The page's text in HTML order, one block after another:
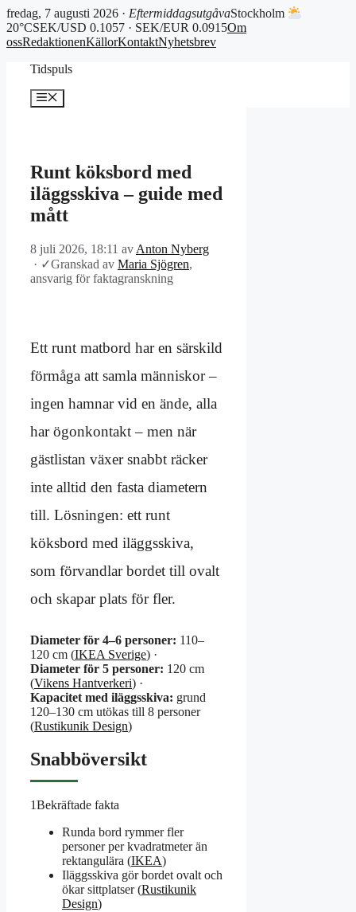
fredag, 7 augusti 2026 · EftermiddagsutgåvaStockholm
20°CSEK/USD 0.1057 · SEK/EUR 0.0915Om
ossRedaktionenKällorKontaktNyhetsbrev
Tidspuls
Meny
Runt köksbord med
iläggsskiva – guide med
mått
8 juli 2026, 18:11 av Anton Nyberg
· ✓Granskad av Maria Sjögren,
ansvarig för faktagranskning
Ett runt matbord har en särskild
förmåga att samla människor –
ingen hamnar vid en ände, alla
har ögonkontakt – men när
gästlistan växer snabbt räcker
inte alltid den fasta diametern
till. Lösningen: ett runt
köksbord med iläggsskiva,
som förvandlar bordet till ovalt
och skapar plats för fler.
Diameter för 4–6 personer: 110–
120 cm (IKEA Sverige) ·
Diameter för 5 personer: 120 cm
(Vikens Hantverkeri) ·
Kapacitet med iläggsskiva: grund
120–130 cm utökas till 8 personer
(Rustikunik Design)
Snabböversikt
1Bekräftade fakta
Runda bord rymmer fler
personer per kvadratmeter än
rektangulära (IKEA)
Iläggsskiva gör bordet ovalt och
ökar sittplatser (Rustikunik
Design)